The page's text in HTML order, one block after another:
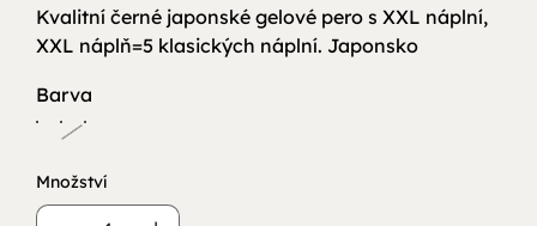
Kvalitní černé japonské gelové pero s XXL náplní,
XXL náplň=5 klasických náplní. Japonsko
Barva
Množství